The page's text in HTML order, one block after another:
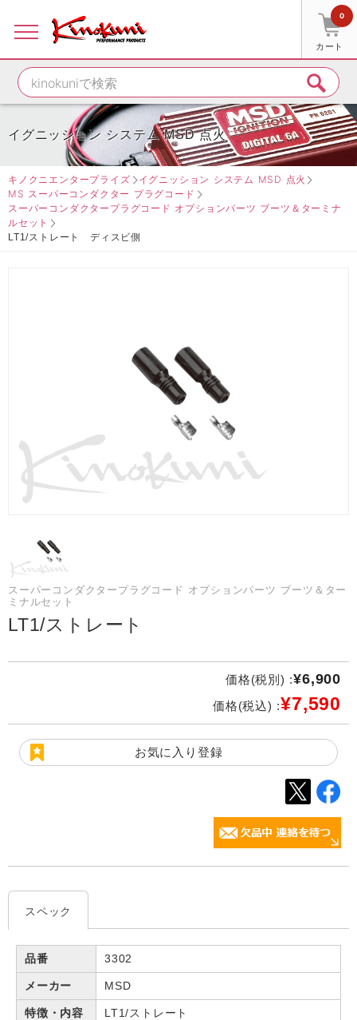
カート
0
イグニッション システム MSD 点火
キノクニエンタープライズ
イグニッション システム MSD 点火
MS スーパーコンダクター プラグコード
スーパーコンダクタープラグコード オプションパーツ ブーツ＆ターミナ
ルセット
LT1/ストレート ディスビ側
スーパーコンダクタープラグコード オプションパーツ ブーツ＆ター
ミナルセット
LT1/ストレート
価格(税別) :¥6,900
価格(税込) :¥7,590
お気に入り登録
スペック
品番 3302
メーカー MSD
特徴・内容 LT1/ストレート